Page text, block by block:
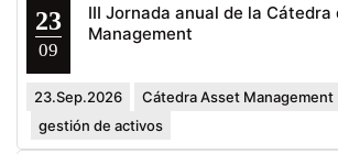
23
09
III Jornada anual de la Cátedra
Management
23.Sep.2026
Cátedra Asset Management
gestión de activos